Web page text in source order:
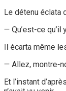
Le détenu éclata
— Qu’est-ce qu’il
Il écarta même
— Allez, montre-
Et l’instant